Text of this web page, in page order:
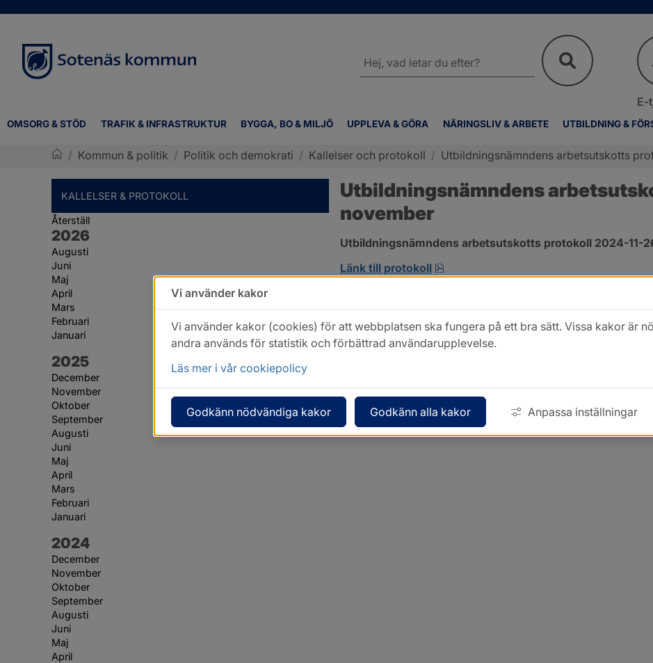
OMSORG & STÖD TRAFIK & INFRASTRUKTUR BYGGA, BO & MILJÖ UPPLEVA & GÖRA NÄRINGSLIV & ARBETE UTBILDNING &
webbplatsen
E-
/ Kommun & politik / Politik och demokrati / Kallelser och protokoll / Utbildningsnämndens arbetsutskotts
KALLELSER & PROTOKOLL
Återställ
År:
2026
Augusti
Juni
Maj
April
Mars
Februari
Januari
År:
2025
December
November
Oktober
September
Augusti
Juni
Maj
April
Mars
Februari
Januari
År:
2024
December
November
Oktober
September
Augusti
Juni
Maj
April
Utbildningsnämndens
november
Utbildningsnämndens arbetsutskotts protokoll 2024-11-
Länk till protokoll
pdf, 170.4 kB, öppnas i nytt fönster.
Vi använder kakor
Vi använder kakor (cookies) för att webbplatsen ska fungera på ett bra sätt. Vissa kakor är
andra används för statistik och förbättrad användarupplevelse.
Läs mer i vår cookiepolicy
Godkänn nödvändiga kakor Godkänn alla kakor Anpassa inställningar